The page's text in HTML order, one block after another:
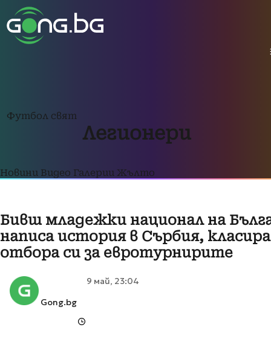
Футбол свят
Легионери
Новини Видео Галерии Жълто
Бивш младежки национал на
написа история в Сърбия, класира
отбора си за евротурнирите
Gong.bg
9 май, 23:04